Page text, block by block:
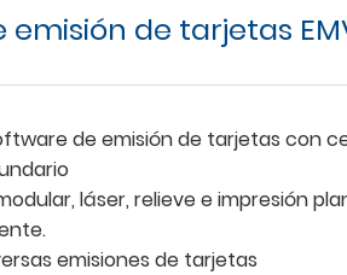
emisión de tarjetas
de emisión de tarjetas con
láser, relieve e impresión
emisiones de tarjetas